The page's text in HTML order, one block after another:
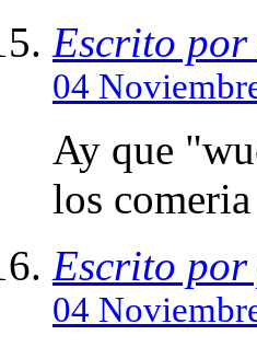
Escrito por
04
Ay que
los
Escrito
04